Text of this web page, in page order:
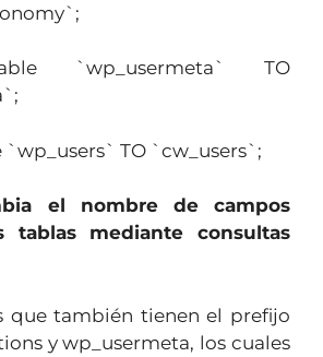
`wp_usermeta` TO
`wp_users` TO `cw_users`;
el nombre de campos
tablas mediante consultas
que también tienen el prefijo
y wp_usermeta, los cuales